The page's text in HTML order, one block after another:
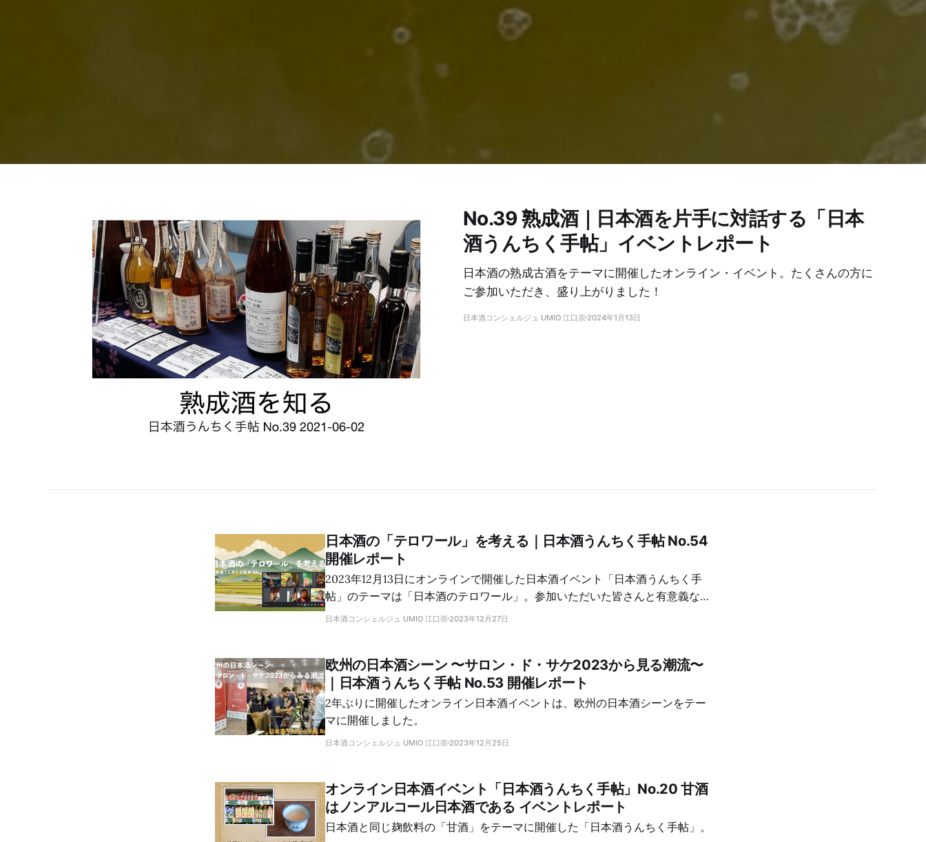
No.39 熟成酒｜日本酒を片手に対話する「日本
酒うんちく手帖」イベントレポート
日本酒の熟成古酒をテーマに開催したオンライン・イベント。たくさんの方に
ご参加いただき、盛り上がりました！
日本酒コンシェルジュ UMIO 江口崇 2024年1月13日
日本酒の「テロワール」を考える｜日本酒うんちく手帖 No.54
開催レポート
2023年12月13日にオンラインで開催した日本酒イベント「日本酒うんちく手
帖」のテーマは「日本酒のテロワール」。参加いただいた皆さんと有意義な対
話ができました。
日本酒コンシェルジュ UMIO 江口崇 2023年12月27日
欧州の日本酒シーン 〜サロン・ド・サケ2023から見る潮流〜
｜日本酒うんちく手帖 No.53 開催レポート
2年ぶりに開催したオンライン日本酒イベントは、欧州の日本酒シーンをテー
マに開催しました。
日本酒コンシェルジュ UMIO 江口崇 2023年12月25日
オンライン日本酒イベント「日本酒うんちく手帖」No.20 甘酒
はノンアルコール日本酒である イベントレポート
日本酒と同じ麹飲料の「甘酒」をテーマに開催した「日本酒うんちく手帖」。